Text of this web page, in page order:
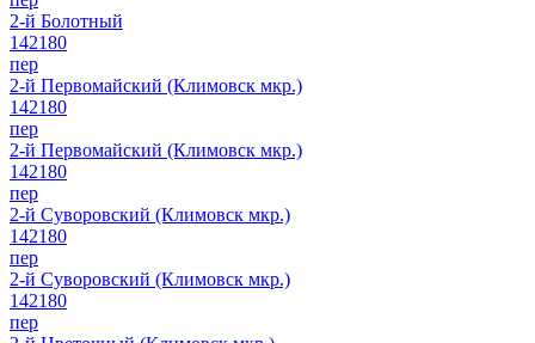
2-й Болотный
142180
пер
2-й Первомайский (Климовск мкр.)
142180
пер
2-й Первомайский (Климовск мкр.)
142180
пер
2-й Суворовский (Климовск мкр.)
142180
пер
2-й Суворовский (Климовск мкр.)
142180
пер